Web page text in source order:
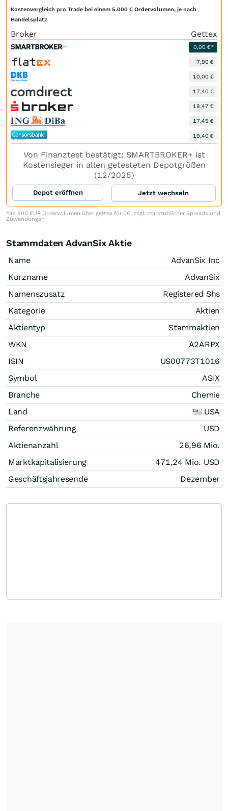
Kostenvergleich pro Trade bei einem 5.000 € Ordervolumen, je nach
Handelsplatz
Broker Gettex
0,00 €*
7,90 €
10,00 €
17,40 €
18,47 €
17,45 €
19,40 €
Von Finanztest bestätigt: SMARTBROKER+ ist
Kostensieger in allen getesteten Depotgrößen
(12/2025)
Depot eröffnen Jetzt wechseln
*ab 500 EUR Ordervolumen über gettex für 0€, zzgl. marktüblicher Spreads und
Zuwendungen
Stammdaten AdvanSix Aktie
Name
AdvanSix Inc
Kurzname
AdvanSix
Namenszusatz
Registered Shs
Kategorie
Aktien
Aktientyp
Stammaktien
WKN
A2ARPX
ISIN
US00773T1016
Symbol
ASIX
Branche
Chemie
Land
USA
Referenzwährung
USD
Aktienanzahl
26,96 Mio.
Marktkapitalisierung
471,24 Mio. USD
Geschäftsjahresende
Dezember